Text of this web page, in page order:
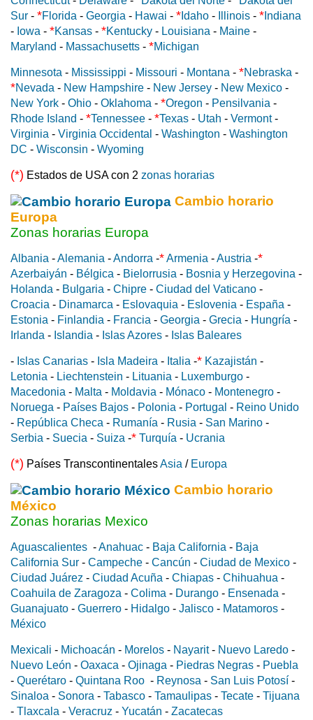
Sur - *Florida - Georgia - Hawai - * Idaho - Illinois - * Indiana
- Iowa - *Kansas - *Kentucky - Louisiana - Maine -
Maryland - Massachusetts - *Michigan
Minnesota - Mississippi - Missouri - Montana - *Nebraska -
*Nevada - New Hampshire - New Jersey - New Mexico -
New York - Ohio - Oklahoma - *Oregon - Pensilvania -
Rhode Island - *Tennessee - *Texas - Utah - Vermont-
Virginia - Virginia Occidental - Washington - Washington
DC - Wisconsin - Wyoming
(*) Estados de USA con 2 zonas horarias
Cambio horario
Europa
Zonas horarias Europa
Albania -Alemania -Andorra -*Armenia -Austria -*
Azerbaiyán - Bélgica - Bielorrusia - Bosnia y Herzegovina -
Holanda - Bulgaria - Chipre - Ciudad del Vaticano -
Croacia - Dinamarca - Eslovaquia - Eslovenia - España -
Estonia - Finlandia - Francia - Georgia - Grecia - Hungría -
Irlanda - Islandia - Islas Azores - Islas Baleares
- Islas Canarias - Isla Madeira - Italia -* Kazajistán -
Letonia - Liechtenstein - Lituania - Luxemburgo -
Macedonia - Malta - Moldavia - Mónaco - Montenegro -
Noruega - Países Bajos - Polonia - Portugal - Reino Unido
- República Checa - Rumanía - Rusia - San Marino -
Serbia - Suecia - Suiza -* Turquía - Ucrania
(*) Países TranscontinentalesAsia / Europa
Cambio horario
México
Zonas horarias Mexico
Aguascalientes -Anahuac - Baja California - Baja
California Sur - Campeche - Cancún - Ciudad de Mexico -
Ciudad Juárez - Ciudad Acuña - Chiapas - Chihuahua -
Coahuila de Zaragoza - Colima - Durango - Ensenada -
Guanajuato - Guerrero - Hidalgo - Jalisco - Matamoros -
México
Mexicali - Michoacán - Morelos - Nayarit- Nuevo Laredo -
Nuevo León - Oaxaca - Ojinaga - Piedras Negras - Puebla
- Querétaro - Quintana Roo - Reynosa - San Luis Potosí -
Sinaloa - Sonora - Tabasco - Tamaulipas - Tecate - Tijuana
- Tlaxcala - Veracruz - Yucatán - Zacatecas